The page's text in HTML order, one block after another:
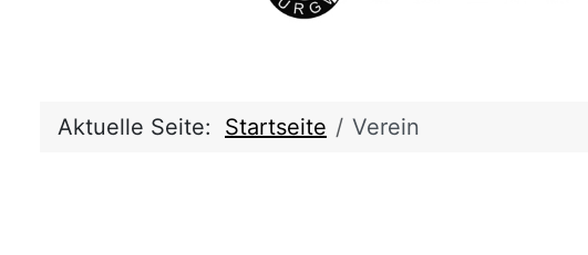
Aktuelle Seite: Startseite Verein